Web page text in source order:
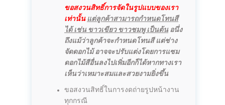
ขอสงวนสิทธิ์การจัดในรูปแบบของเรา
เท่านั้น แต่ลูกค้าสามารถกำหนดโทนสี
ได้ เช่น ขาวเขียว ขาวชมพู เป็นต้นอนึ่ง
ถึงแม้ว่าลูกค้าจะกำหนดโทนสี แต่ช่าง
จัดดอกไม้ อาจจะปรับแต่งโดยการแซม
ดอกไม้สีอื่นลงไปเพิ่มอีกก็ได้หากทางเรา
เห็นว่าเหมาะสมและสวยงามยิ่งขึ้น
ขอสงวนสิทธิ์ในการงดถ่ายรูปหน้างาน
ทุกกรณี